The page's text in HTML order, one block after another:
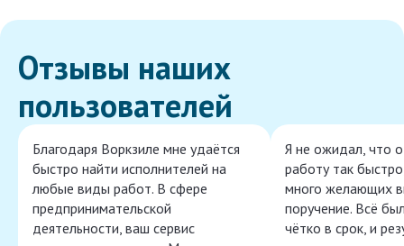
Отзывы наших
пользователей
Благодаря Воркзиле мне удаётся
быстро найти исполнителей на
любые виды работ. В сфере
предпринимательской
деятельности, ваш сервис
Я не ожидал, что
работу так
много желающих
поручение. Всё
чётко в срок, и